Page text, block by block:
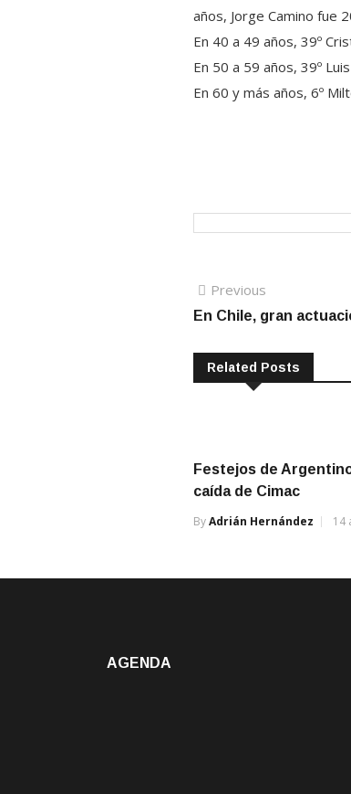
años, Jorge Camino fue
En 40 a 49 años, 39º
En 50 a 59 años, 39º
En 60 y más años, 6º
Navegación
de
entradas
Previous
post:
En Chile, gran
Related Posts
Festejos de
caída de Cimac
ByAdrián Hernández 14
AGENDA